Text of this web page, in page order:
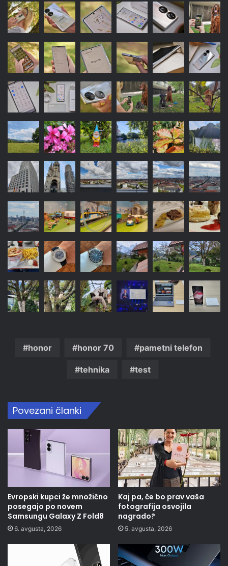
honor honor 70 pametni telefon
tehnika test
Povezani članki
Evropski kupci že množično
posegajo po novem
Samsungu Galaxy Z Fold8
6. avgusta, 2026
Kaj pa, če bo prav vaša
fotografija osvojila
nagrado?
5. avgusta, 2026